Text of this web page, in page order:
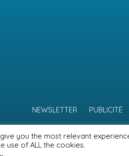
NEWSLETTER PUBLICITÉ
you the most relevant
use of ALL the cookies.